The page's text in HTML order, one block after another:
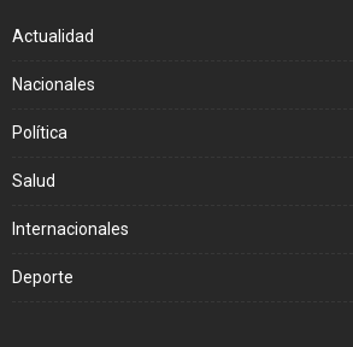
Actualidad
Nacionales
Política
Salud
Internacionales
Deporte